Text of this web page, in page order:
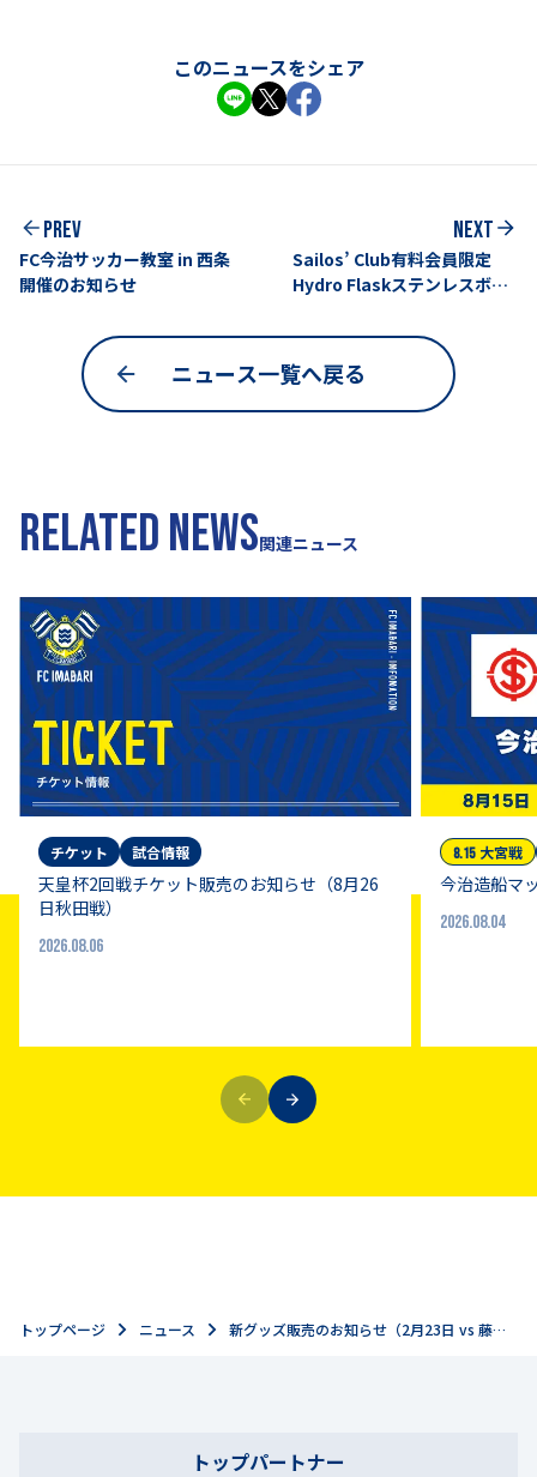
このニュースをシェア
PREV
FC今治サッカー教室 in 西条
開催のお知らせ
NEXT
Sailos’ Club有料会員限定
Hydro Flaskステンレスボト
ニュース一覧へ戻る
RELATED NEWS関連ニュース
チケット 試合情報
天皇杯2回戦チケット販売のお知らせ（8月26
日秋田戦）
2026.08.06
8.15 大宮戦
今治造船マ
2026.08.04
トップページ ニュース 新グッズ販売のお知らせ（2月23日 vs 藤枝MYFC）
トップパートナー